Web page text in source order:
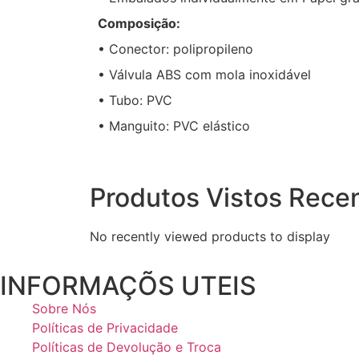
Composição:
• Conector: polipropileno
• Válvula ABS com mola inoxidável
• Tubo: PVC
• Manguito: PVC elástico
Produtos Vistos
No recently viewed products to display
INFORMAÇÕS UTEIS
Sobre Nós
Políticas de Privacidade
Políticas de Devolução e Troca